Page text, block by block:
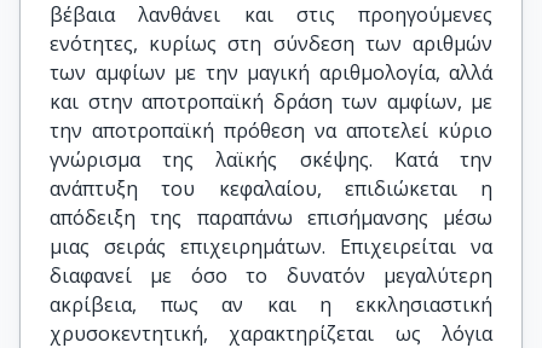
βέβαια λανθάνει και στις προηγούμενες
ενότητες, κυρίως στη σύνδεση των αριθμών
των αμφίων με την μαγική αριθμολογία, αλλά
και στην αποτροπαϊκή δράση των αμφίων, με
την αποτροπαϊκή πρόθεση να αποτελεί κύριο
γνώρισμα της λαϊκής σκέψης. Κατά την
ανάπτυξη του κεφαλαίου, επιδιώκεται η
απόδειξη της παραπάνω επισήμανσης μέσω
μιας σειράς επιχειρημάτων. Επιχειρείται να
διαφανεί με όσο το δυνατόν μεγαλύτερη
ακρίβεια, πως αν και η εκκλησιαστική
χρυσοκεντητική, χαρακτηρίζεται ως λόγια